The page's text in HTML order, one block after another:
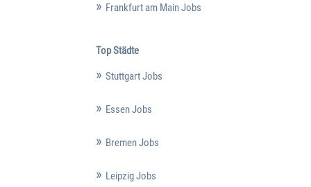
Frankfurt am Main Jobs
Top Städte
Stuttgart Jobs
Essen Jobs
Bremen Jobs
Leipzig Jobs